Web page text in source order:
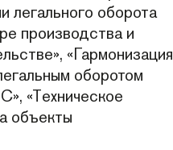
легального оборота
производства и
«Гармонизация
оборотом
«Техническое
объекты